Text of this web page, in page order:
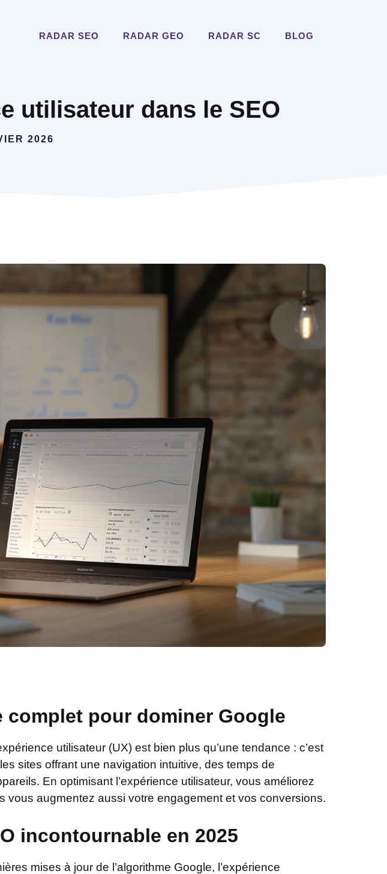
RADAR SEO RADAR GEO RADAR SC BLOG
utilisateur dans le SEO
2026
complet pour dominer Google
utilisateur (UX) est bien plus qu’une tendance : c’est
sites offrant une navigation intuitive, des temps de
En optimisant l’expérience utilisateur, vous améliorez
augmentez aussi votre engagement et vos conversions.
incontournable en 2025
mises à jour de l’algorithme Google, l’expérience